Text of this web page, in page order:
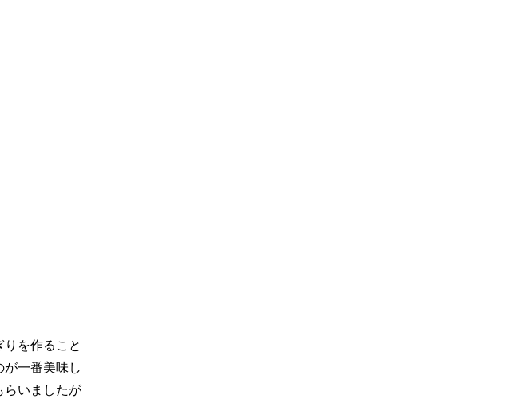
を作ること
一番美味し
らいましたが